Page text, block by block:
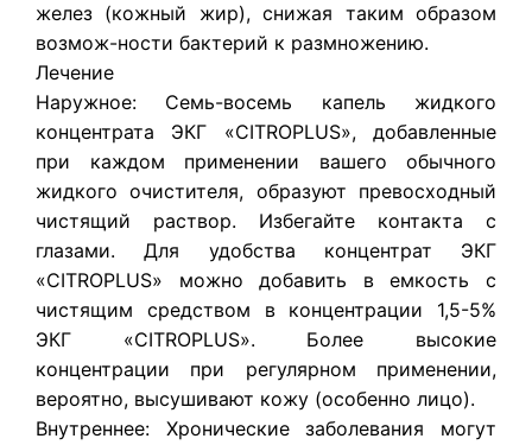
желез (кожный жир), снижая таким образом
возмож-ности бактерий к размножению.
Лечение
Наружное: Семь-восемь капель жидкого
концентрата ЭКГ «CITROPLUS», добавленные
при каждом применении вашего обычного
жидкого очистителя, образуют превосходный
чистящий раствор. Избегайте контакта с
глазами. Для удобства концентрат ЭКГ
«CITROPLUS» можно добавить в емкость с
чистящим средством в концентрации 1,5-5%
ЭКГ «CITROPLUS». Более высокие
концентрации при регулярном применении,
вероятно, высушивают кожу (особенно лицо).
Внутреннее: Хронические заболевания могут